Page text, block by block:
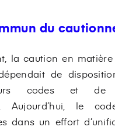
du
la caution en
de
codes et de
Aujourd’hui, le
dans un effort